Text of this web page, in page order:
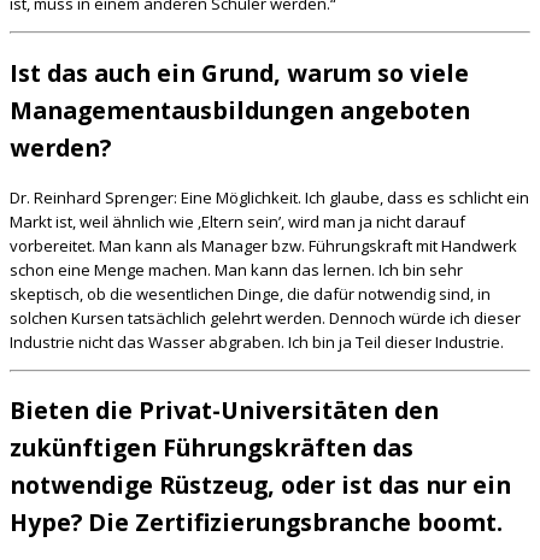
Ist das auch ein Grund, warum so viele
Managementausbildungen angeboten
werden?
Dr. Reinhard Sprenger: Eine Möglichkeit. Ich glaube, dass es schlicht ein
Markt ist, weil ähnlich wie ‚Eltern sein’, wird man ja nicht darauf
vorbereitet. Man kann als Manager bzw. Führungskraft mit Handwerk
schon eine Menge machen. Man kann das lernen. Ich bin sehr
skeptisch, ob die wesentlichen Dinge, die dafür notwendig sind, in
solchen Kursen tatsächlich gelehrt werden. Dennoch würde ich dieser
Industrie nicht das Wasser abgraben. Ich bin ja Teil dieser Industrie.
Bieten die Privat-Universitäten den
zukünftigen Führungskräften das
notwendige Rüstzeug, oder ist das nur ein
Hype? Die Zertifizierungsbranche boomt.